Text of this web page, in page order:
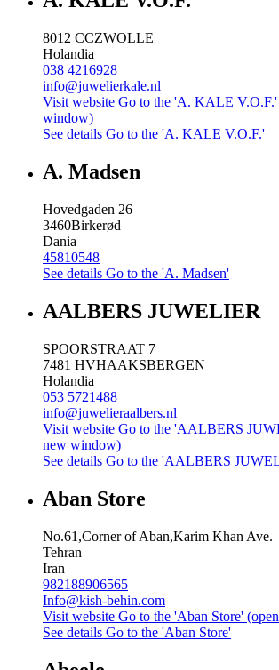
8012 CCZWOLLE
Holandia
038 4216928
info@juwelierkale.nl
Visit website Go to the 'A. KALE V.O.F.'
window)
See details Go to the 'A. KALE V.O.F.'
A. Madsen
Hovedgaden 26
3460Birkerød
Dania
45810548
See details Go to the 'A. Madsen'
AALBERS JUWELIER
SPOORSTRAAT 7
7481 HVHAAKSBERGEN
Holandia
053 5721488
info@juwelieraalbers.nl
Visit website Go to the 'AALBERS
new window)
See details Go to the 'AALBERS
Aban Store
No.61,Corner of Aban,Karim Khan Ave.
Tehran
Iran
982188906565
Info@kish-behin.com
Visit website Go to the 'Aban Store'
See details Go to the 'Aban Store'